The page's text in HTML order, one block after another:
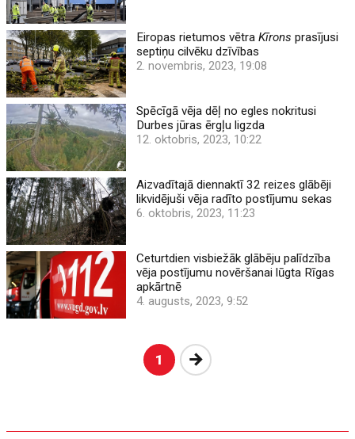
Eiropas rietumos vētraKīrons prasījusi
septiņu cilvēku dzīvības
2. novembris, 2023, 19:08
Spēcīgā vēja dēļ no egles nokritusi
Durbes jūras ērgļu ligzda
12. oktobris, 2023, 10:22
Aizvadītajā diennaktī 32 reizes glābēji
likvidējuši vēja radīto postījumu sekas
6. oktobris, 2023, 11:23
Ceturtdien visbiežāk glābēju palīdzība
vēja postījumu novēršanai lūgta Rīgas
apkārtnē
4. augusts, 2023, 9:52
1 Nākošā